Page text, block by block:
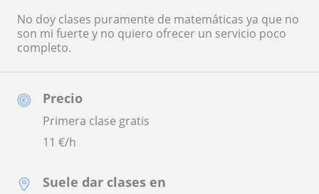
Precio
Primera clase gratis
11 €/h
Suele dar clases en
No doy clases puramente de matemáticas ya que no
son mi fuerte y no quiero ofrecer un servicio poco
completo.